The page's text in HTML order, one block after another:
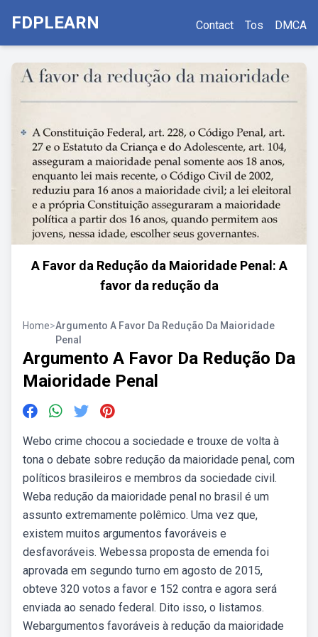
FDPLEARN Contact Tos DMCA
A Favor da Redução da Maioridade Penal: A
favor da redução da
Home>Argumento A Favor Da Redução Da Maioridade
Penal
Argumento A Favor Da Redução Da
Maioridade Penal
Webo crime chocou a sociedade e trouxe de volta à
tona o debate sobre redução da maioridade penal, com
políticos brasileiros e membros da sociedade civil.
Weba redução da maioridade penal no brasil é um
assunto extremamente polêmico. Uma vez que,
existem muitos argumentos favoráveis e
desfavoráveis. Webessa proposta de emenda foi
aprovada em segundo turno em agosto de 2015,
obteve 320 votos a favor e 152 contra e agora será
enviada ao senado federal. Dito isso, o listamos.
Webargumentos favoráveis à redução da maioridade